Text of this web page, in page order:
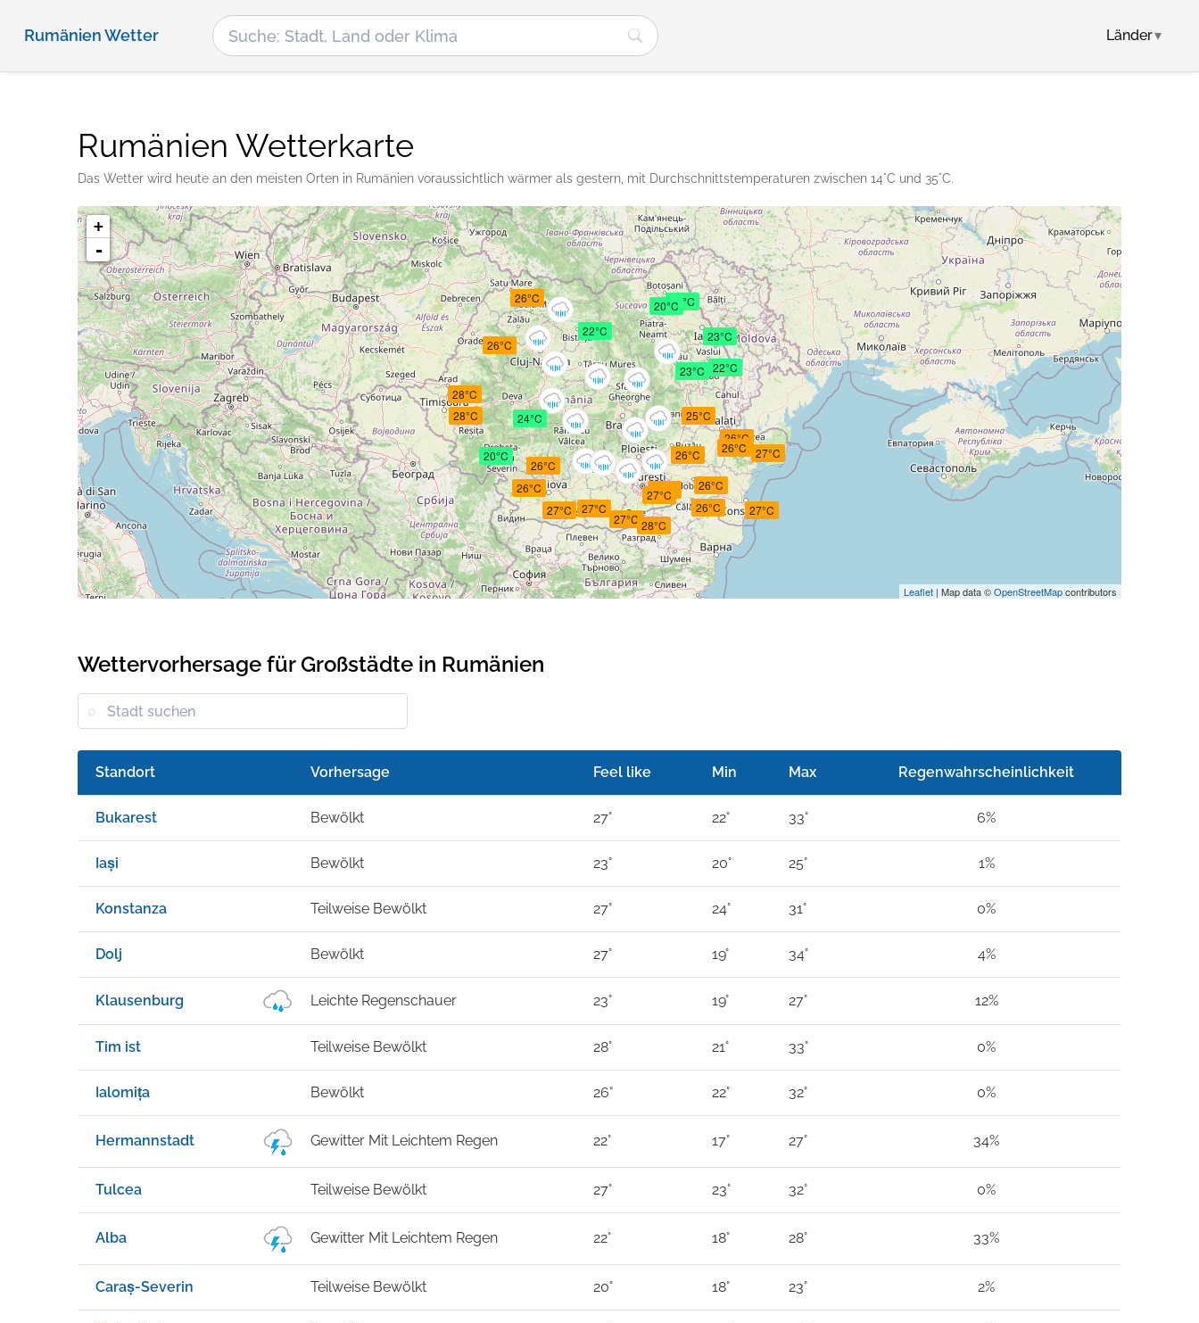
Rumänien Wetter Länder▾
Rumänien Wetterkarte
Das Wetter wird heute an den meisten Orten in Rumänien voraussichtlich wärmer als gestern, mit Durchschnittstemperaturen zwischen 14°C und 35°C.
27°C
23°C
27°C
27°C
28°C
26°C
27°C
20°C
26°C
26°C
26°C
25°C
28°C
23°C
26°C
22°C
21°C
26°C
26°C
28°C
24°C
26°C
27°C
20°C
27°C
22°C
26°C
26°C
+
-
Leaflet | Map data ©OpenStreetMapcontributors
Wettervorhersage für Großstädte in Rumänien
Standort Vorhersage Feel like Min Max Regenwahrscheinlichkeit
Bukarest Bewölkt 27° 22° 33° 6%
Iași Bewölkt 23° 20° 25° 1%
Konstanza Teilweise Bewölkt 27° 24° 31° 0%
Dolj Bewölkt 27° 19° 34° 4%
Klausenburg Leichte Regenschauer 23° 19° 27° 12%
Tim ist Teilweise Bewölkt 28° 21° 33° 0%
Ialomița Bewölkt 26° 22° 32° 0%
Hermannstadt Gewitter Mit Leichtem Regen 22° 17° 27° 34%
Tulcea Teilweise Bewölkt 27° 23° 32° 0%
Alba Gewitter Mit Leichtem Regen 22° 18° 28° 33%
Caraș-Severin Teilweise Bewölkt 20° 18° 23° 2%